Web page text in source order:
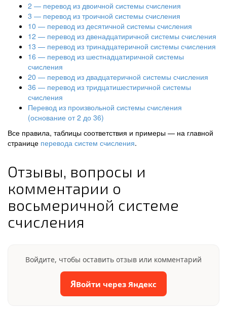
2 — перевод из двоичной системы счисления
3 — перевод из троичной системы счисления
10 — перевод из десятичной системы счисления
12 — перевод из двенадцатиричной системы счисления
13 — перевод из тринадцатеричной системы счисления
16 — перевод из шестнадцатиричной системы
счисления
20 — перевод из двадцатеричной системы счисления
36 — перевод из тридцатишестиричной системы
счисления
Перевод из произвольной системы счисления
(основание от 2 до 36)
Все правила, таблицы соответствия и примеры — на главной
странице перевода систем счисления.
Отзывы, вопросы и
комментарии о
восьмеричной системе
счисления
Войдите, чтобы оставить отзыв или комментарий
ЯВойти через Яндекс